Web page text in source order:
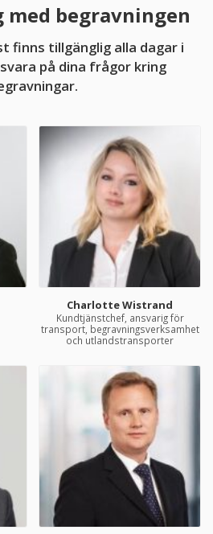
med begravningen
finns tillgänglig alla dagar i
på dina frågor kring
Charlotte Wistrand
Kundtjänstchef, ansvarig för
transport, begravningsverksamhet
och utlandstransporter